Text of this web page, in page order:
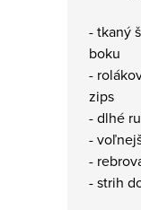
- tkaný
boku
-
zips
- dlhé
-
-
- strih